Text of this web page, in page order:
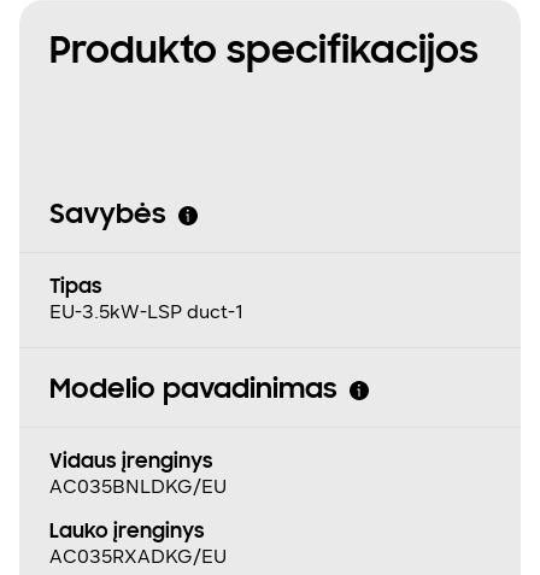
Produkto specifikacijos
Savybės
Tipas
EU-3.5kW-LSP duct-1
Modelio pavadinimas
Vidaus įrenginys
AC035BNLDKG/EU
Lauko įrenginys
AC035RXADKG/EU